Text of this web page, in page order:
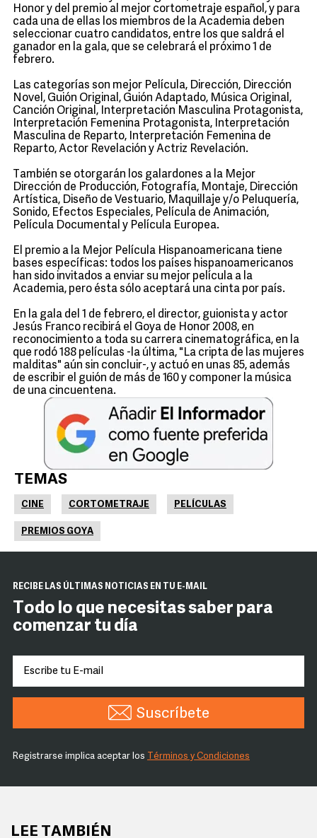
Honor y del premio al mejor cortometraje español, y para
cada una de ellas los miembros de la Academia deben
seleccionar cuatro candidatos, entre los que saldrá el
ganador en la gala, que se celebrará el próximo 1 de
febrero.
Las categorías son mejor Película, Dirección, Dirección
Novel, Guión Original, Guión Adaptado, Música Original,
Canción Original, Interpretación Masculina Protagonista,
Interpretación Femenina Protagonista, Interpretación
Masculina de Reparto, Interpretación Femenina de
Reparto, Actor Revelación y Actriz Revelación.
También se otorgarán los galardones a la Mejor
Dirección de Producción, Fotografía, Montaje, Dirección
Artística, Diseño de Vestuario, Maquillaje y/o Peluquería,
Sonido, Efectos Especiales, Película de Animación,
Película Documental y Película Europea.
El premio a la Mejor Película Hispanoamericana tiene
bases específicas: todos los países hispanoamericanos
han sido invitados a enviar su mejor película a la
Academia, pero ésta sólo aceptará una cinta por país.
En la gala del 1 de febrero, el director, guionista y actor
Jesús Franco recibirá el Goya de Honor 2008, en
reconocimiento a toda su carrera cinematográfica, en la
que rodó 188 películas -la última, "La cripta de las mujeres
malditas" aún sin concluir-, y actuó en unas 85, además
de escribir el guión de más de 160 y componer la música
de una cincuentena.
TEMAS
CINE CORTOMETRAJE PELÍCULAS
PREMIOS GOYA
RECIBE LAS ÚLTIMAS NOTICIAS EN TU E-MAIL
Todo lo que necesitas saber para
comenzar tu día
Suscríbete
Registrarse implica aceptar los Términos y Condiciones
LEE TAMBIÉN